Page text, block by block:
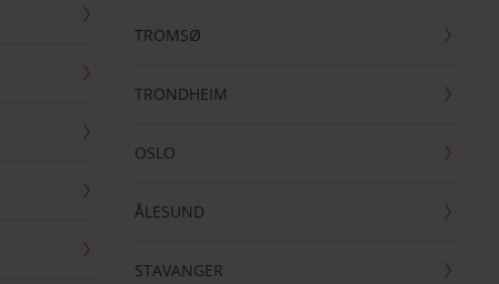
TROMSØ
TRONDHEIM
OSLO
ÅLESUND
STAVANGER